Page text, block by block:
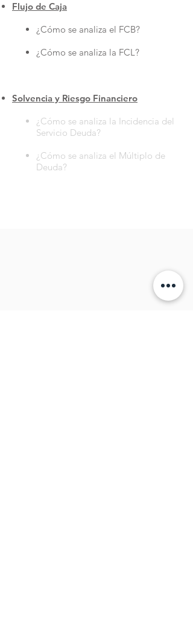
Flujo de Caja​
¿Cómo se analiza el FCB?
¿Cómo se analiza la FCL?
Solvencia y Riesgo Financiero
¿Cómo se analiza la Incidencia del
Servicio Deuda?
¿Cómo se analiza el Múltiplo de
Deuda?